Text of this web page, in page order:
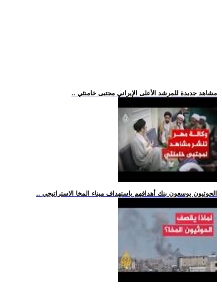
.. مشاهد جديدة للمرشد الأعلى الإيراني مجتبى خامنئي
.. الحوثيون يوسعون بنك أهدافهم باستهداف ميناء المخا الاستراتيجي